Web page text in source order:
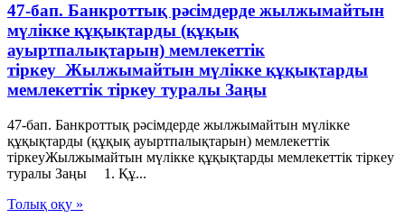
47-бап. Банкроттық рәсімдерде жылжымайтын
мүлікке құқықтарды (құқық
ауыртпалықтарын) мемлекеттік
тіркеу Жылжымайтын мүлікке құқықтарды
мемлекеттік тіркеу туралы Заңы
47-бап. Банкроттық рәсімдерде жылжымайтын мүлікке
құқықтарды (құқық ауыртпалықтарын) мемлекеттік
тіркеуЖылжымайтын мүлікке құқықтарды мемлекеттік тіркеу
туралы Заңы 1. Құ...
Толық оқу »